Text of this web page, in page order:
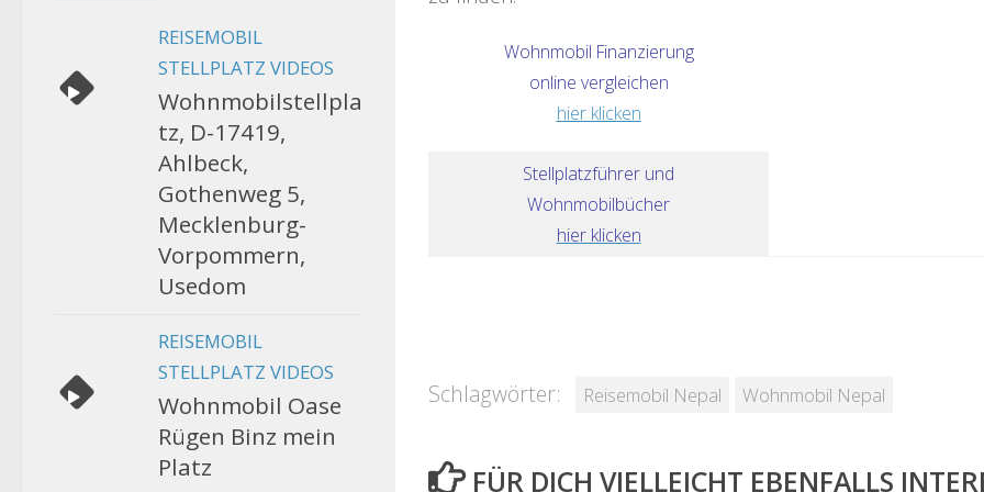
Wohnmobil Finanzierung
online vergleichen
hier klicken
Stellplatzführer und
Wohnmobilbücher
hier klicken
Schlagwörter: Reisemobil Nepal Wohnmobil Nepal
FÜR DICH VIELLEICHT EBENFALLS
REISEMOBIL
STELLPLATZ VIDEOS
Wohnmobilstellpla
tz, D-17419,
Ahlbeck,
Gothenweg 5,
Mecklenburg-
Vorpommern,
Usedom
REISEMOBIL
STELLPLATZ VIDEOS
Wohnmobil Oase
Rügen Binz mein
Platz